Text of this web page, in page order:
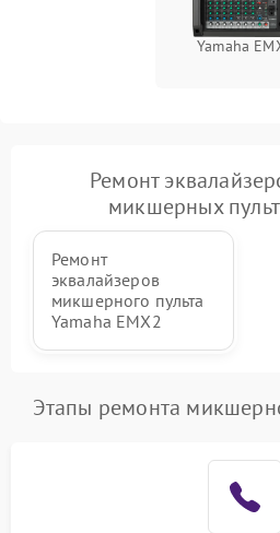
Неисправность системы
1000
Повреждение системы
защиты от перегрузок
1000
Неисправность системы
защиты от перегрева
от перенапряжения
Поломка системы защиты
от замыкания
1000
Yamaha
Ремонт
микшерных
Ремонт
эквалайзеров
микшерного пульта
Yamaha EMX2
Этапы ремонта